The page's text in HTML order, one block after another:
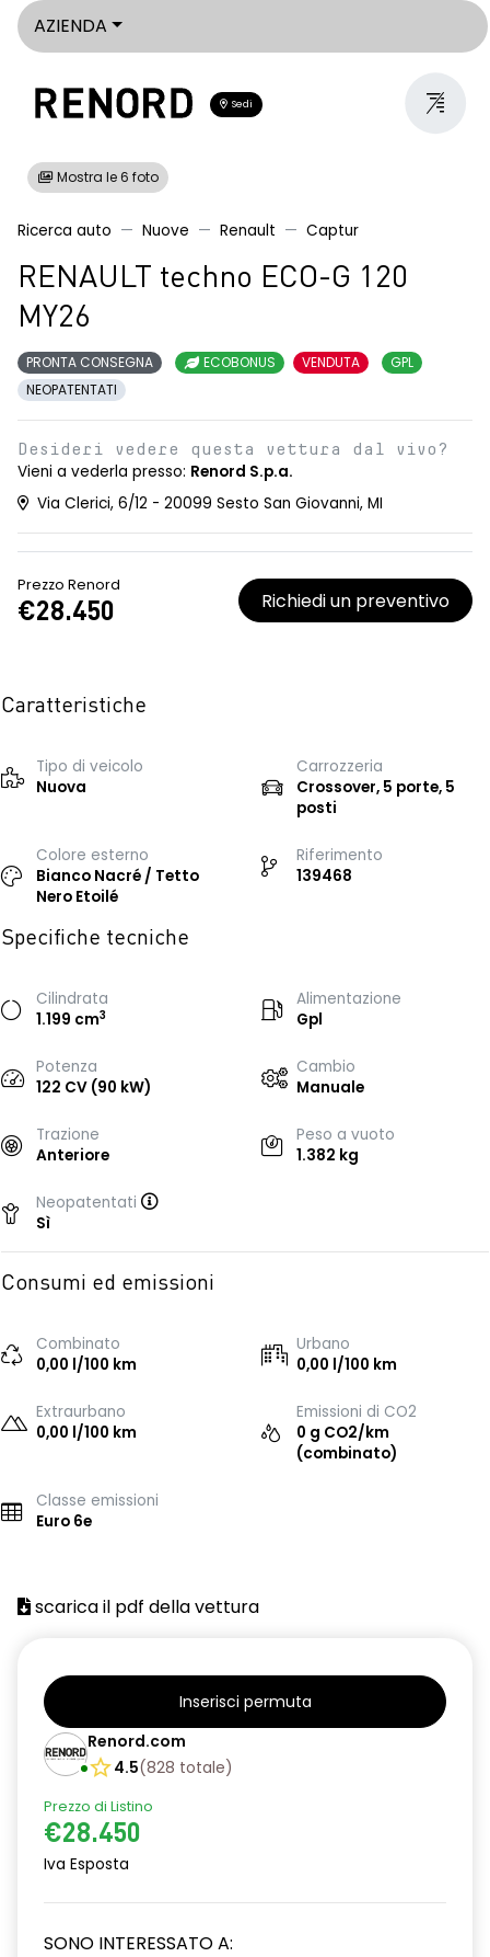
AZIENDA
Sedi
Mostra le 6 foto
Ricerca auto Nuove Renault Captur
RENAULT techno ECO-G 120
MY26
PRONTA CONSEGNA ECOBONUS VENDUTA
GPL
NEOPATENTATI
Desideri vedere questa vettura dal vivo?
Vieni a vederla presso: Renord S.p.a.
Via Clerici, 6/12 - 20099 Sesto San Giovanni, MI
Prezzo Renord
€28.450 Richiedi un preventivo
Caratteristiche
Tipo di veicolo
Nuova
Carrozzeria
Crossover, 5 porte, 5
posti
Colore esterno
Bianco Nacré / Tetto
Nero Etoilé
Riferimento
139468
Specifiche tecniche
Cilindrata
1.199 cm3
Alimentazione
Gpl
Potenza
122 CV (90 kW)
Cambio
Manuale
Trazione
Anteriore
Peso a vuoto
1.382 kg
Neopatentati
Sì
Consumi ed emissioni
Combinato
0,00 l/100 km
Urbano
0,00 l/100 km
Extraurbano
0,00 l/100 km
Emissioni di CO2
0 g CO2/km
(combinato)
Classe emissioni
Euro 6e
scarica il pdf della vettura
Inserisci permuta
Renord.com
4.5(828 totale)
Prezzo di Listino
€28.450
Iva Esposta
SONO INTERESSATO A: